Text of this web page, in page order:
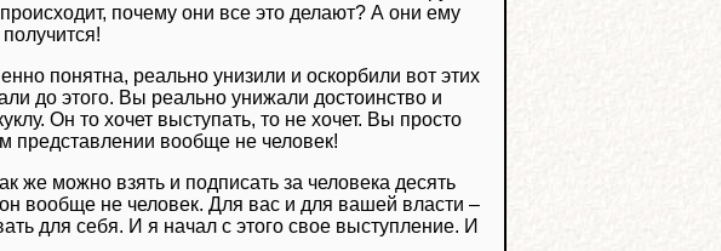
почему они все это делают? А они ему
понятна, реально унизили и оскорбили вот этих
до этого. Вы реально унижали достоинство и
Он то хочет выступать, то не хочет. Вы просто
представлении вообще не человек!
же можно взять и подписать за человека десять
вообще не человек. Для вас и для вашей власти –
для себя. И я начал с этого свое выступление. И